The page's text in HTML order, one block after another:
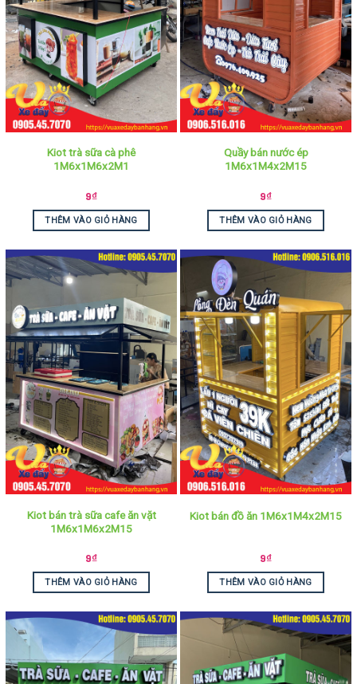
Kiot trà sữa cà phê
1M6x1M6x2M1
9₫
THÊM VÀO GIỎ HÀNG
Quầy bán nước ép
1M6x1M4x2M15
9₫
THÊM VÀO GIỎ HÀNG
Kiot bán trà sữa cafe ăn vặt
1M6x1M6x2M15
9₫
THÊM VÀO GIỎ HÀNG
Kiot bán đồ ăn 1M6x1M4x2M15
9₫
THÊM VÀO GIỎ HÀNG